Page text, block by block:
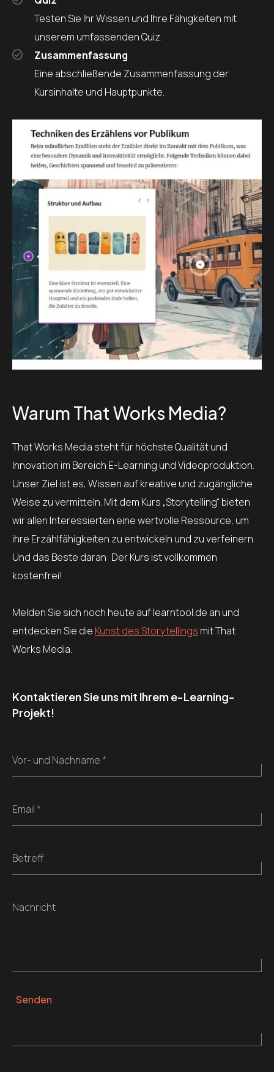
Testen Sie Ihr Wissen und Ihre Fähigkeiten mit
unserem umfassenden Quiz.
Zusammenfassung
Eine abschließende Zusammenfassung der
Kursinhalte und Hauptpunkte.
Warum That Works Media?
That Works Media steht für höchste Qualität und
Innovation im Bereich E-Learning und Videoproduktion.
Unser Ziel ist es, Wissen auf kreative und zugängliche
Weise zu vermitteln. Mit dem Kurs „Storytelling“ bieten
wir allen Interessierten eine wertvolle Ressource, um
ihre Erzählfähigkeiten zu entwickeln und zu verfeinern.
Und das Beste daran: Der Kurs ist vollkommen
kostenfrei!
Melden Sie sich noch heute auf learntool.de an und
entdecken Sie die Kunst des Storytellings mit That
Works Media.
Kontaktieren Sie uns mit Ihrem e-Learning-
Projekt!
Vor- und Nachname *
Email *
Betreff
Nachricht
Senden